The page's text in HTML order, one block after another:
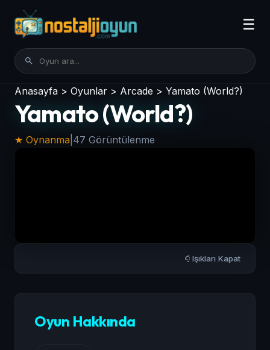
☰
Anasayfa > Oyunlar > Arcade > Yamato (World?)
Yamato (World?)
★ Oynanma 47 Görüntülenme
Işıkları Kapat
Oyun Hakkında